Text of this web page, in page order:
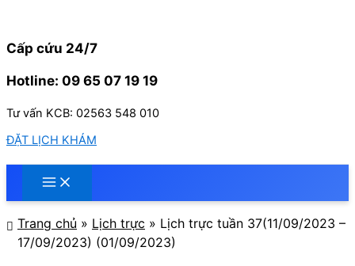
nội
Cấp cứu 24/7
Hotline: 09 65 07 19 19
Tư vấn KCB: 02563 548 010
ĐẶT LỊCH KHÁM
Trang chủ » Lịch trực » Lịch trực tuần 37(11/09/2023 –
17/09/2023) (01/09/2023)